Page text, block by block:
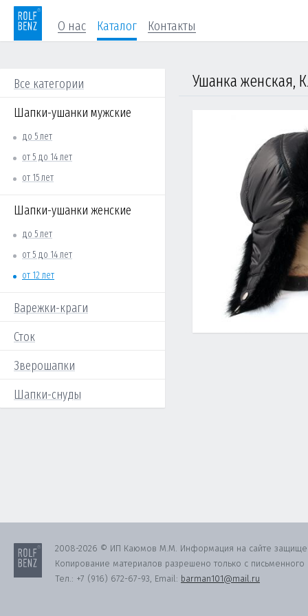
О нас Каталог Контакты
Все категории
Шапки-ушанки мужские
до 5 лет
от 5 до 14 лет
от 15 лет
Шапки-ушанки женские
до 5 лет
от 5 до 14 лет
от 12 лет
Варежки-краги
Сток
Зверошапки
Шапки-снуды
Ушанка женская,
2008-2026 © ИП Каюмов М.М. Информация на сайте
Копирование материалов разрешено только с письменного
Тел.: +7 (916) 672-67-93, Email: barman101@mail.ru